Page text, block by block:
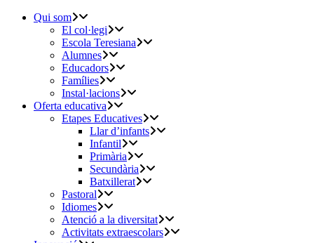
Qui som
El col·legi
Escola Teresiana
Alumnes
Educadors
Famílies
Instal·lacions
Oferta educativa
Etapes Educatives
Llar d’infants
Infantil
Primària
Secundària
Batxillerat
Pastoral
Idiomes
Atenció a la diversitat
Activitats extraescolars